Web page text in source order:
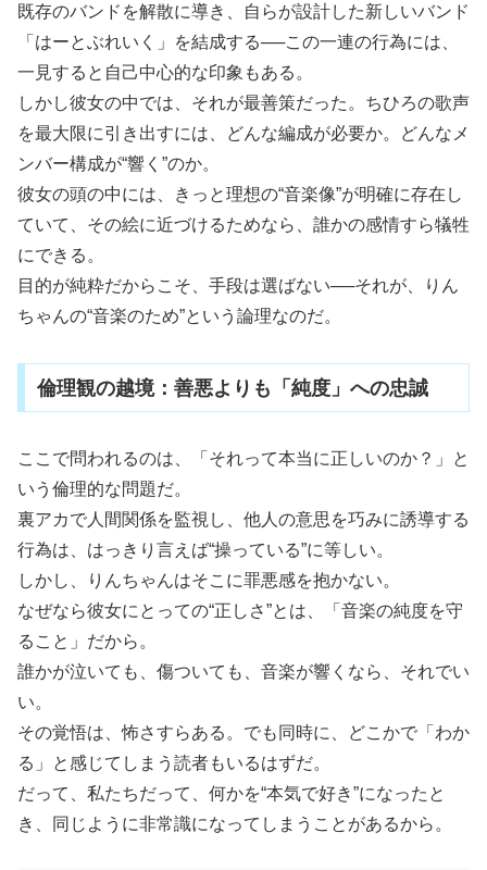
既存のバンドを解散に導き、自らが設計した新しいバンド
「はーとぶれいく」を結成する──この一連の行為には、
一見すると自己中心的な印象もある。
しかし彼女の中では、それが最善策だった。ちひろの歌声
を最大限に引き出すには、どんな編成が必要か。どんなメ
ンバー構成が“響く”のか。
彼女の頭の中には、きっと理想の“音楽像”が明確に存在し
ていて、その絵に近づけるためなら、誰かの感情すら犠牲
にできる。
目的が純粋だからこそ、手段は選ばない──それが、りん
ちゃんの“音楽のため”という論理なのだ。
倫理観の越境：善悪よりも「純度」への忠誠
ここで問われるのは、「それって本当に正しいのか？」と
いう倫理的な問題だ。
裏アカで人間関係を監視し、他人の意思を巧みに誘導する
行為は、はっきり言えば“操っている”に等しい。
しかし、りんちゃんはそこに罪悪感を抱かない。
なぜなら彼女にとっての“正しさ”とは、「音楽の純度を守
ること」だから。
誰かが泣いても、傷ついても、音楽が響くなら、それでい
い。
その覚悟は、怖さすらある。でも同時に、どこかで「わか
る」と感じてしまう読者もいるはずだ。
だって、私たちだって、何かを“本気で好き”になったと
き、同じように非常識になってしまうことがあるから。